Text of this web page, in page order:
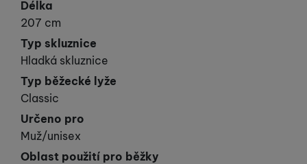
Délka
207 cm
Typ skluznice
Hladká skluznice
Typ běžecké lyže
Classic
Určeno pro
Muž/unisex
Oblast použití pro běžky